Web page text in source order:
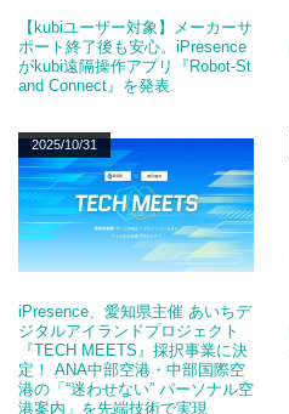
【kubiユーザー対象】メーカーサ
ポート終了後も安心。iPresence
がkubi遠隔操作アプリ『Robot-St
and Connect』を発表
2025/10/31
iPresence、愛知県主催 あいちデ
ジタルアイランドプロジェクト
『TECH MEETS』採択事業に決
定！ ANA中部空港・中部国際空
港の「“迷わせない” パーソナル空
港案内」を先端技術で実現